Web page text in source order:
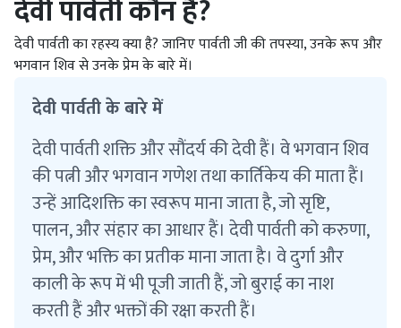
देवी पार्वती कौन हैं?
देवी पार्वती का रहस्य क्या है? जानिए पार्वती जी की तपस्या, उनके रूप और
भगवान शिव से उनके प्रेम के बारे में।
देवी पार्वती के बारे में
देवी पार्वती शक्ति और सौंदर्य की देवी हैं। वे भगवान शिव
की पत्नी और भगवान गणेश तथा कार्तिकेय की माता हैं।
उन्हें आदिशक्ति का स्वरूप माना जाता है, जो सृष्टि,
पालन, और संहार का आधार हैं। देवी पार्वती को करुणा,
प्रेम, और भक्ति का प्रतीक माना जाता है। वे दुर्गा और
काली के रूप में भी पूजी जाती हैं, जो बुराई का नाश
करती हैं और भक्तों की रक्षा करती हैं।